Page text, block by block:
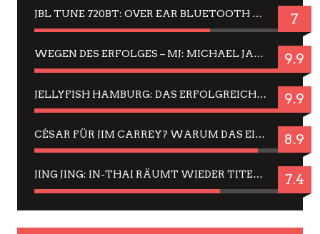
JBL TUNE 720BT: OVER EAR BLUETOOTH KOPFHÖRER UM DIE 50,-€ IM DAUER-TEST 7
WEGEN DES ERFOLGES – MJ: MICHAEL JACKSON MUSICAL IN EINER MATINEE SEHEN 9.9
JELLYFISH HAMBURG: DAS ERFOLGREICHE SOMMER-MENÜ 2025 IN GEFÜHLEN UND BILDERN 9.9
CÉSAR FÜR JIM CARREY? WARUM DAS EINER DER NERVIGSTEN ACTORS IST UND BLEIBT 8.9
JING JING: IN-THAI RÄUMT WIEDER TITEL AB – EIN ZWEI-STUNDEN-ERLEBNISBERICHT 7.4